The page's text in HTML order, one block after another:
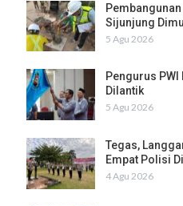
Sijunjung
5 Agu 2026
Pengurus
Dilantik
5 Agu 2026
Tegas,
Empat Polisi
4 Agu 2026